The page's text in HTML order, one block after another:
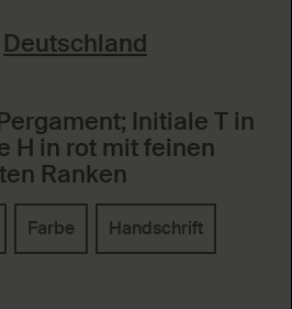
Deutschland
Initiale T in
H in rot mit feinen
Ranken
Farbe Handschrift